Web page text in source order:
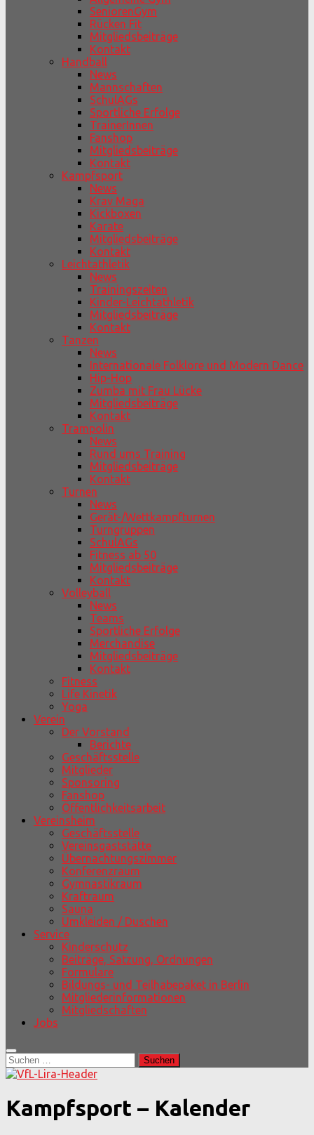
SeniorenGym
Rücken Fit
Mitgliedsbeiträge
Kontakt
Handball
News
Mannschaften
SchulAGs
Sportliche Erfolge
TrainerInnen
Fanshop
Mitgliedsbeiträge
Kontakt
Kampfsport
News
Krav Maga
Kickboxen
Karate
Mitgliedsbeiträge
Kontakt
Leichtathletik
News
Trainingszeiten
Kinder-Leichtathletik
Mitgliedsbeiträge
Kontakt
Tanzen
News
Internationale Folklore und Modern Dance
Hip-Hop
Zumba mit Frau Lücke
Mitgliedsbeiträge
Kontakt
Trampolin
News
Rund ums Training
Mitgliedsbeiträge
Kontakt
Turnen
News
Gerät-/Wettkampfturnen
Turngruppen
SchulAGs
Fitness ab 50
Mitgliedsbeiträge
Kontakt
Volleyball
News
Teams
Sportliche Erfolge
Merchandise
Mitgliedsbeiträge
Kontakt
Fitness
Life Kinetik
Yoga
Verein
Der Vorstand
Berichte
Geschäftsstelle
Mitglieder
Sponsoring
Fanshop
Öffentlichkeitsarbeit
Vereinsheim
Geschäftsstelle
Vereinsgaststätte
Übernachtungszimmer
Konferenzraum
Gymnastikraum
Kraftraum
Sauna
Umkleiden / Duschen
Service
Kinderschutz
Beiträge, Satzung, Ordnungen
Formulare
Bildungs- und Teilhabepaket in Berlin
Mitgliederinformationen
Mitgliedschaften
Jobs
Suchen
nach:
Kampfsport – Kalender